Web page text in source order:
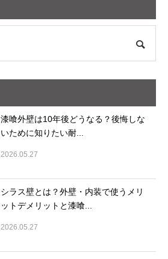
漆喰外壁は10年後どうなる？後悔しな
いために知りたい耐...
2026.05.27
シラス壁とは？外壁・内装で使うメリ
ットデメリットと漆喰...
2026.05.27